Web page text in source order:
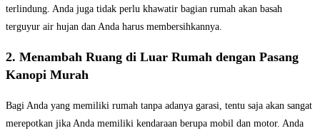
terlindung. Anda juga tidak perlu khawatir bagian rumah akan basah
terguyur air hujan dan Anda harus membersihkannya.
2. Menambah Ruang di Luar Rumah dengan Pasang
Kanopi Murah
Bagi Anda yang memiliki rumah tanpa adanya garasi, tentu saja akan sangat
merepotkan jika Anda memiliki kendaraan berupa mobil dan motor. Anda